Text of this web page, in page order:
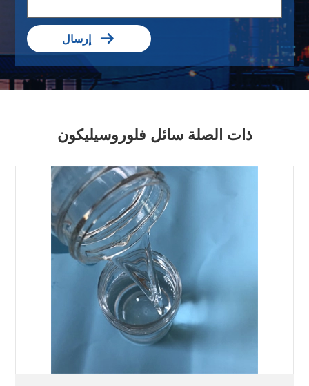
إرسال 
ذات الصلة سائل فلوروسيليكون